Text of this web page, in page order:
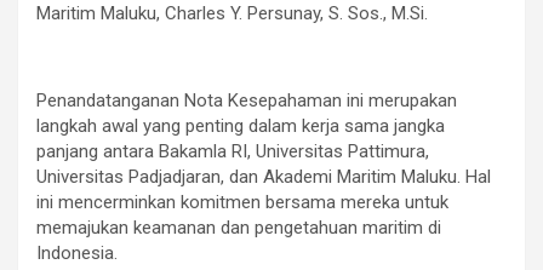
Maritim Maluku, Charles Y. Persunay, S. Sos., M.Si.
Penandatanganan Nota Kesepahaman ini merupakan
langkah awal yang penting dalam kerja sama jangka
panjang antara Bakamla RI, Universitas Pattimura,
Universitas Padjadjaran, dan Akademi Maritim Maluku. Hal
ini mencerminkan komitmen bersama mereka untuk
memajukan keamanan dan pengetahuan maritim di
Indonesia.